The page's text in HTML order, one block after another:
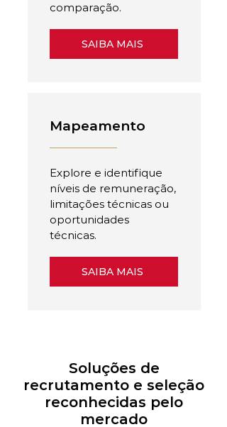
comparação.
SAIBA MAIS
Mapeamento
Explore e identifique
níveis de remuneração,
limitações técnicas ou
oportunidades
técnicas.
SAIBA MAIS
Soluções de
recrutamento e seleção
reconhecidas pelo
mercado